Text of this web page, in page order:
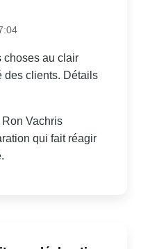
choses au clair
des clients. Détails
Ron Vachris
qui fait réagir